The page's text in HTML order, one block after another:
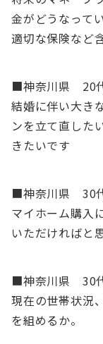
金がどうなって
適切な保険など
■神奈川県 20
結婚に伴い大き
ンを立て直した
きたいです
■神奈川県 30
マイホーム購入
いただければと
■神奈川県 30
現在の世帯状況
を組めるか。